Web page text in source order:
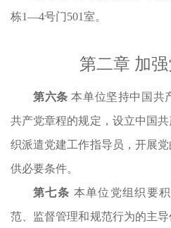
栋1—4号门501室。
第二章 加
第六条 本单位坚持中国共
共产党章程的规定，设立中国
织派遣党建工作指导员，开展
供必要条件。
第七条 本单位党组织要
范、监督管理和规范行为的主